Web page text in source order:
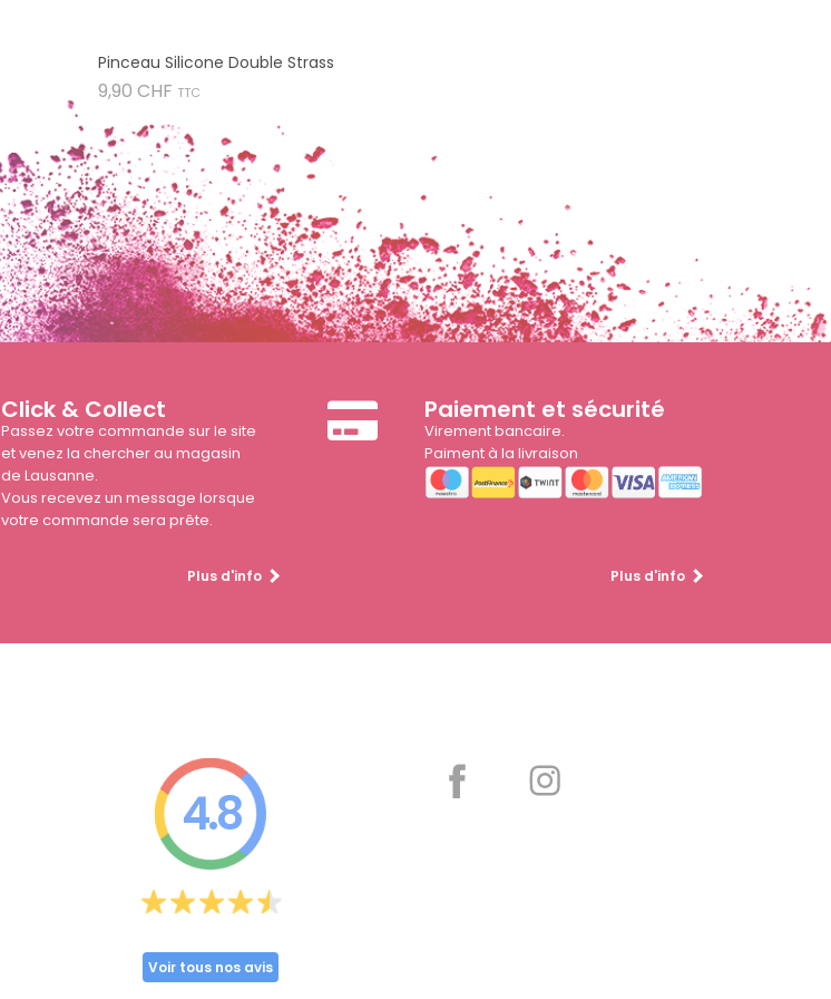
Pinceau Silicone Double Strass
9,90 CHF Prix
TTC
Click & Collect
Passez votre commande sur le site
et venez la chercher au magasin
de Lausanne.
Vous recevez un message lorsque
votre commande sera prête.
Plus d'info
Paiement et sécurité
Virement bancaire.
Paiment à la livraison
Plus d'info
4.8
Voir tous nos avis